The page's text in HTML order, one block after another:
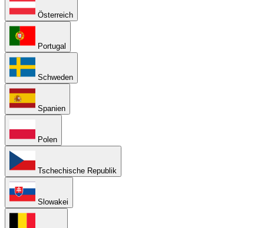
Österreich
Portugal
Schweden
Spanien
Polen
Tschechische Republik
Slowakei